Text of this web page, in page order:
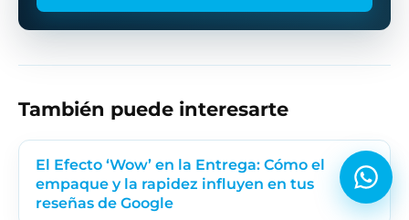
También puede interesarte
El Efecto ‘Wow’ en la Entrega: Cómo el
empaque y la rapidez influyen en tus
reseñas de Google